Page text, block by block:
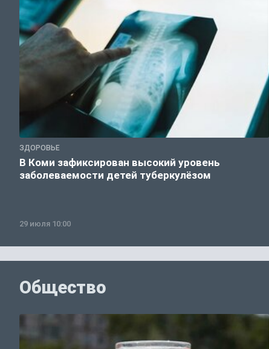
ЗДОРОВЬЕ
В Коми зафиксирован высокий уровень
заболеваемости детей туберкулёзом
29 июля 10:00
Общество